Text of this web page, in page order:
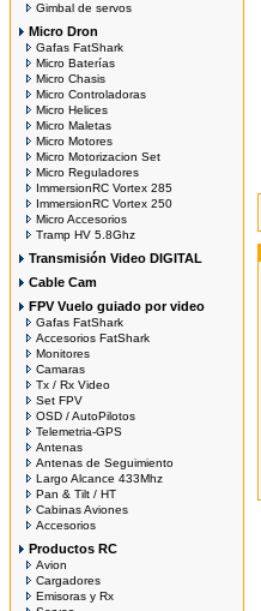
Gimbal de servos
Micro Dron
Gafas FatShark
Micro Baterías
Micro Chasis
Micro Controladoras
Micro Helices
Micro Maletas
Micro Motores
Micro Motorizacion Set
Micro Reguladores
ImmersionRC Vortex 285
ImmersionRC Vortex 250
Micro Accesorios
Tramp HV 5.8Ghz
Transmisión Video DIGITAL
Cable Cam
FPV Vuelo guiado por video
Gafas FatShark
Accesorios FatShark
Monitores
Camaras
Tx / Rx Video
Set FPV
OSD / AutoPilotos
Telemetria-GPS
Antenas
Antenas de Seguimiento
Largo Alcance 433Mhz
Pan & Tilt / HT
Cabinas Aviones
Accesorios
Productos RC
Avion
Cargadores
Emisoras y Rx